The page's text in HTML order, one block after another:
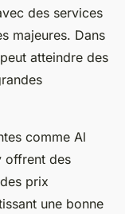
des services
majeures. Dans
atteindre des
comme Al
offrent des
prix
une bonne